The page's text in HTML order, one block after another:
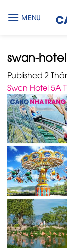
MENU
swan-
Published 2
Swan Hotel 5A